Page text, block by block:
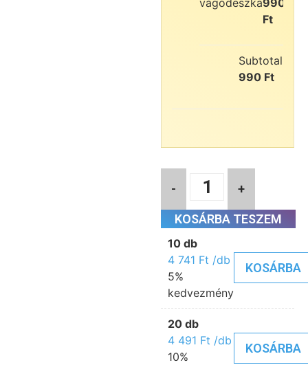
Ft
Subtotal:
990 Ft
- +
KOSÁRBA TESZEM
10 db
4 741 Ft /db
5%
kedvezmény
KOSÁRBA
20 db
4 491 Ft /db
10%
KOSÁRBA